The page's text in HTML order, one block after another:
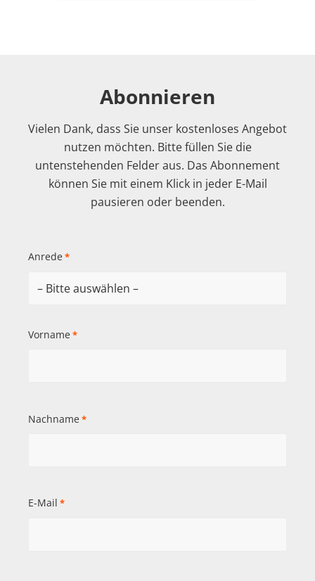
Abonnieren
Vielen Dank, dass Sie unser kostenloses Angebot
nutzen möchten. Bitte füllen Sie die
untenstehenden Felder aus. Das Abonnement
können Sie mit einem Klick in jeder E-Mail
pausieren oder beenden.
Anrede *
Vorname *
Nachname *
E-Mail *